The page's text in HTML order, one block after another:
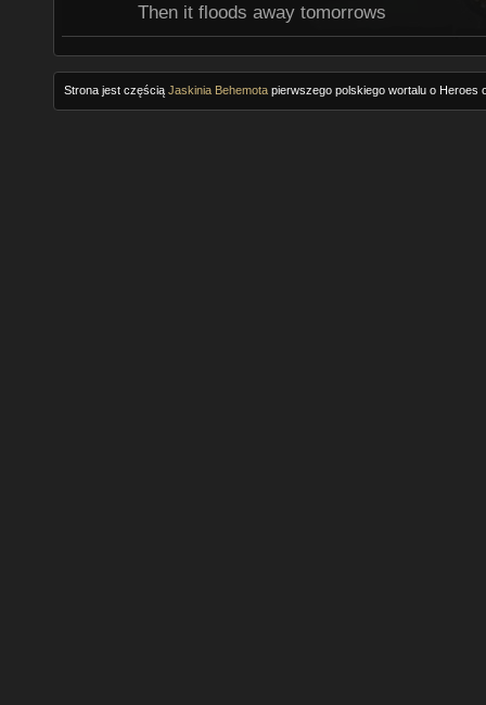
Then it floods away tomorrows
Strona jest częścią Jaskinia Behemotapierwszego polskiego wortalu o Heroes